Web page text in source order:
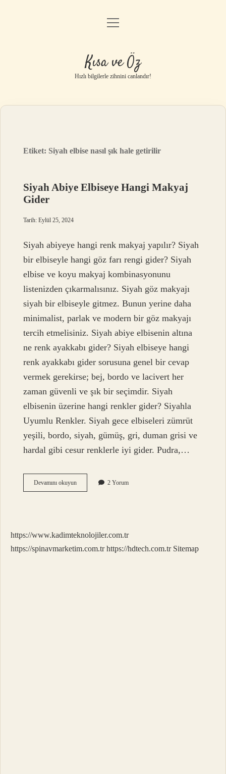
Anasayfa
Gizlilik Politikası
Yasal Uyarı
menüyü
Kısa ve Öz
Hızlı bilgilerle zihnini canlandır!
Etiket: Siyah elbise nasıl şık hale getirilir
Siyah Abiye Elbiseye Hangi Makyaj
Gider
Tarih: Eylül 25, 2024
Siyah abiyeye hangi renk makyaj yapılır? Siyah
bir elbiseyle hangi göz farı rengi gider? Siyah
elbise ve koyu makyaj kombinasyonunu
listenizden çıkarmalısınız. Siyah göz makyajı
siyah bir elbiseyle gitmez. Bunun yerine daha
minimalist, parlak ve modern bir göz makyajı
tercih etmelisiniz. Siyah abiye elbisenin altına
ne renk ayakkabı gider? Siyah elbiseye hangi
renk ayakkabı gider sorusuna genel bir cevap
vermek gerekirse; bej, bordo ve lacivert her
zaman güvenli ve şık bir seçimdir. Siyah
elbisenin üzerine hangi renkler gider? Siyahla
Uyumlu Renkler. Siyah gece elbiseleri zümrüt
yeşili, bordo, siyah, gümüş, gri, duman grisi ve
hardal gibi cesur renklerle iyi gider. Pudra,…
Devamını okuyunSiyah
Abiye
2 Yorum
https://www.kadimteknolojiler.com.tr
https://spinavmarketim.com.tr https://hdtech.com.tr Sitemap